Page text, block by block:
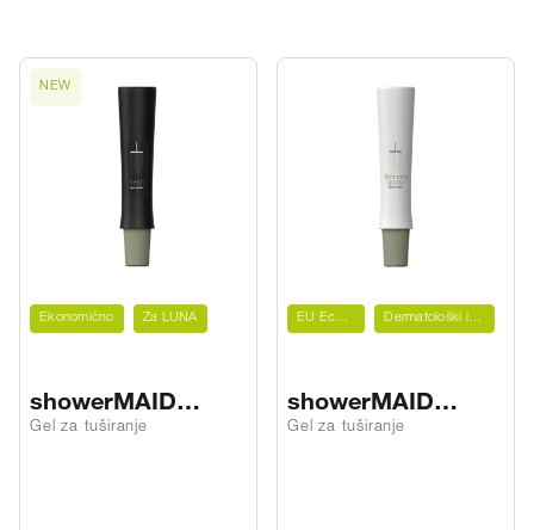
NEW
Ekonomično Za LUNA
showerMAID
hair&BODY fresh
Gel za tuširanje
EU Ecolabel Dermatološki ispitano
showerMAID
hair&BODY
Gel za tuširanje